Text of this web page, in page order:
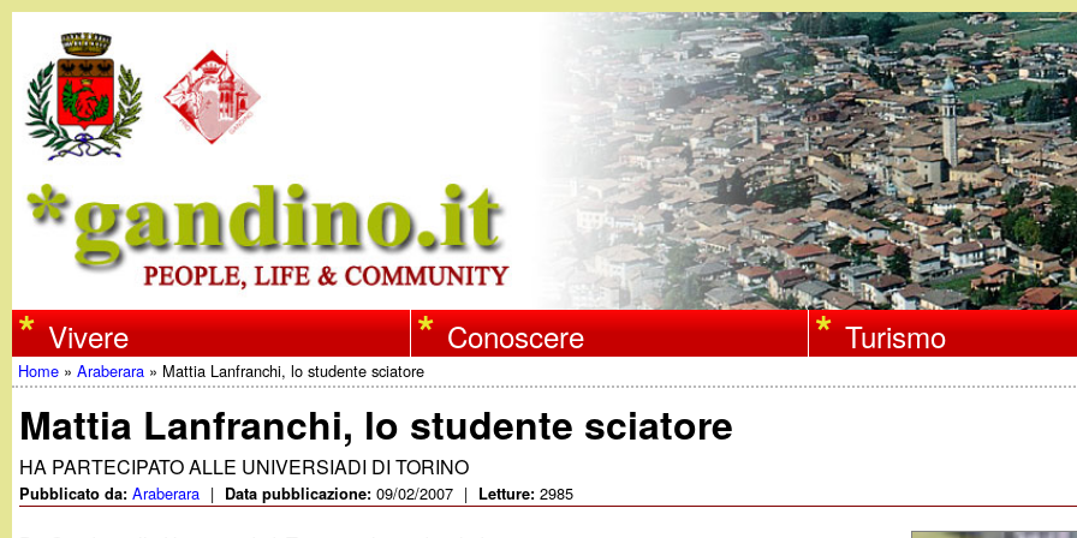
Salta
al
contenuto
principale
w
w
w
.
Vivere Conoscere Turismo
Tu
sei
qui
Home »Araberara » Mattia Lanfranchi, lo studente sciatore
Mattia Lanfranchi, lo studente sciatore
HA PARTECIPATO ALLE UNIVERSIADI DI TORINO
Pubblicato da:Araberara | Data pubblicazione:09/02/2007 | Letture:2985